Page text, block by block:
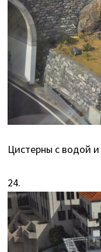
Цистерны с водой
24.